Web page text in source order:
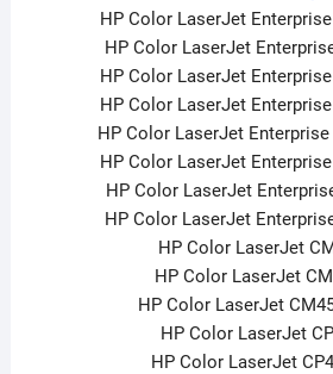
HP Color LaserJet
HP Color LaserJet
HP Color LaserJet
HP Color LaserJet
HP Color LaserJet
HP Color LaserJet
HP Color LaserJet
HP Color LaserJet
HP Color LaserJet
HP Color LaserJet
HP Color LaserJet
HP Color LaserJet
HP Color LaserJet